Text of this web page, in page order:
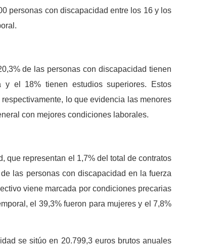
personas con discapacidad entre los 16 y los
de las personas con discapacidad tienen
y el 18% tienen estudios superiores. Estos
lo que evidencia las menores
con mejores condiciones laborales.
que representan el 1,7% del total de contratos
las personas con discapacidad en la fuerza
viene marcada por condiciones precarias
el 39,3% fueron para mujeres y el 7,8%
se sitúo en 20.799,3 euros brutos anuales